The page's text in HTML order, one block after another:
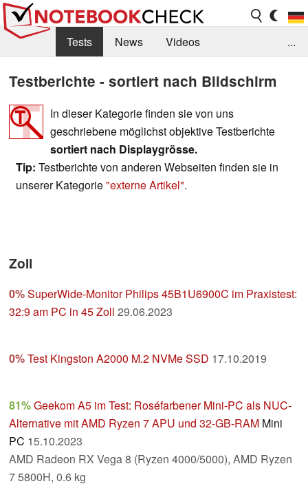
Tests News
Videos
Kaufberatung
Forum
...
Testberichte - sortiert nach Bildschirm
In dieser Kategorie finden sie von uns
geschriebene möglichst objektive Testberichte
sortiert nach Displaygrösse.
Tip: Testberichte von anderen Webseiten finden sie in
unserer Kategorie"externe Artikel".
Zoll
0%SuperWide-Monitor Philips 45B1U6900C im Praxistest:
32:9 am PC in 45 Zoll 29.06.2023
0%Test Kingston A2000 M.2 NVMe SSD 17.10.2019
81%Geekom A5 im Test: Roséfarbener Mini-PC als NUC-
Alternative mit AMD Ryzen 7 APU und 32-GB-RAM Mini
PC 15.10.2023
AMD Radeon RX Vega 8 (Ryzen 4000/5000), AMD Ryzen
7 5800H, 0.6 kg